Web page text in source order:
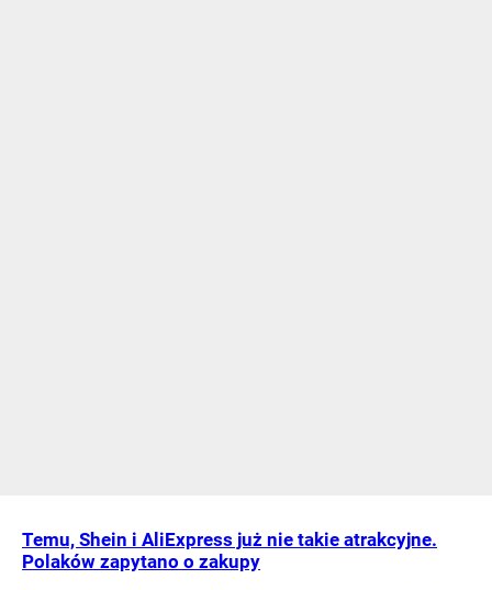
Temu, Shein i AliExpress już nie takie atrakcyjne.
Polaków zapytano o zakupy